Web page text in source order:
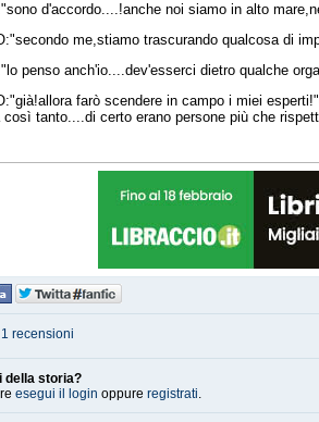
d'accordo....!anche noi siamo in alto
me,stiamo trascurando qualcosa di
penso anch'io....dev'esserci dietro qualche
farò scendere in campo i miei
così tanto....di certo erano persone più che
recensioni
della storia?
esegui il login oppureregistrati.